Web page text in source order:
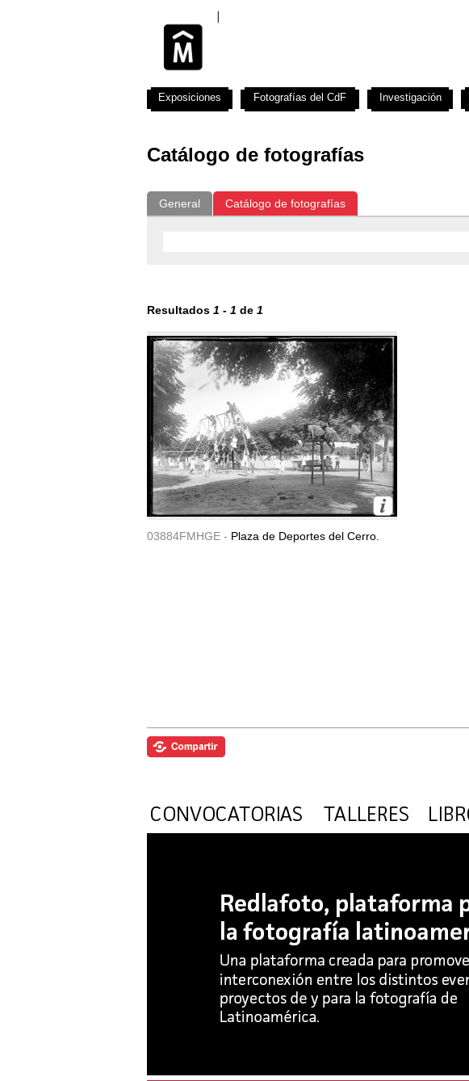
Catálogo de fotografías
General Catálogo de fotografías
Resultados 1 - 1 de 1
03884FMHGE - Plaza de Deportes del Cerro.
Exposiciones Fotografías del CdF Investigación